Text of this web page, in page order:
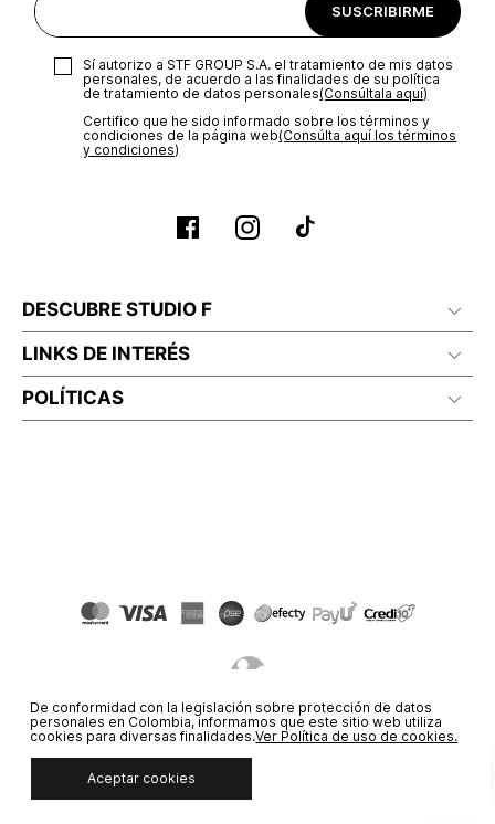
SUSCRIBIRME
Sí autorizo a STF GROUP S.A. el tratamiento de mis datos
personales, de acuerdo a las finalidades de su política
de tratamiento de datos personales‎(Consúltala aquí)
Certifico que he sido informado sobre los términos y
condiciones de la página web‎(Consúlta aquí los términos
y condiciones)
DESCUBRE STUDIO F
LINKS DE INTERÉS
POLÍTICAS
© COPYRIGHT 2020 STF GROUP S.A. TODOS LOS DERECHOS
De conformidad con la legislación sobre protección de datos
personales en Colombia, informamos que este sitio web utiliza
cookies para diversas finalidades.Ver Política de uso de cookies.
Aceptar cookies